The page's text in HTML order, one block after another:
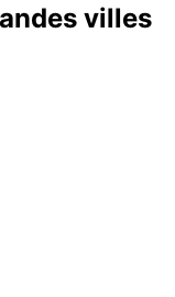
villes